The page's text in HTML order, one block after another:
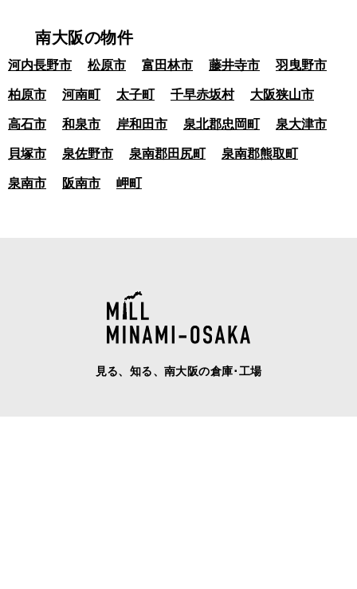
南大阪の物件
河内長野市 松原市 富田林市 藤井寺市 羽曳野市
柏原市 河南町 太子町 千早赤坂村 大阪狭山市
高石市 和泉市 岸和田市 泉北郡忠岡町 泉大津市
貝塚市 泉佐野市 泉南郡田尻町 泉南郡熊取町
泉南市 阪南市 岬町
見る、知る、南大阪の倉庫･工場